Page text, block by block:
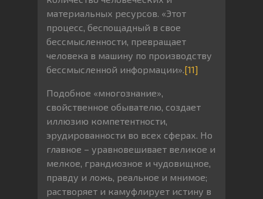
материальных ресурсов. «Этот
процесс, беспощадный в свое
бессмысленности, превращает
человека в машину по производству
бессмысленной информации».[11]
Подобное «многознание»,
свойственное обывателю, создает
иллюзию компетентности,
эрудированности во всех сферах. Но
главное – уравновешивает великое и
мелкое, грандиозное и чудовищное,
правду и ложь, реальное и мнимое;
растворяет и камуфлирует истину в